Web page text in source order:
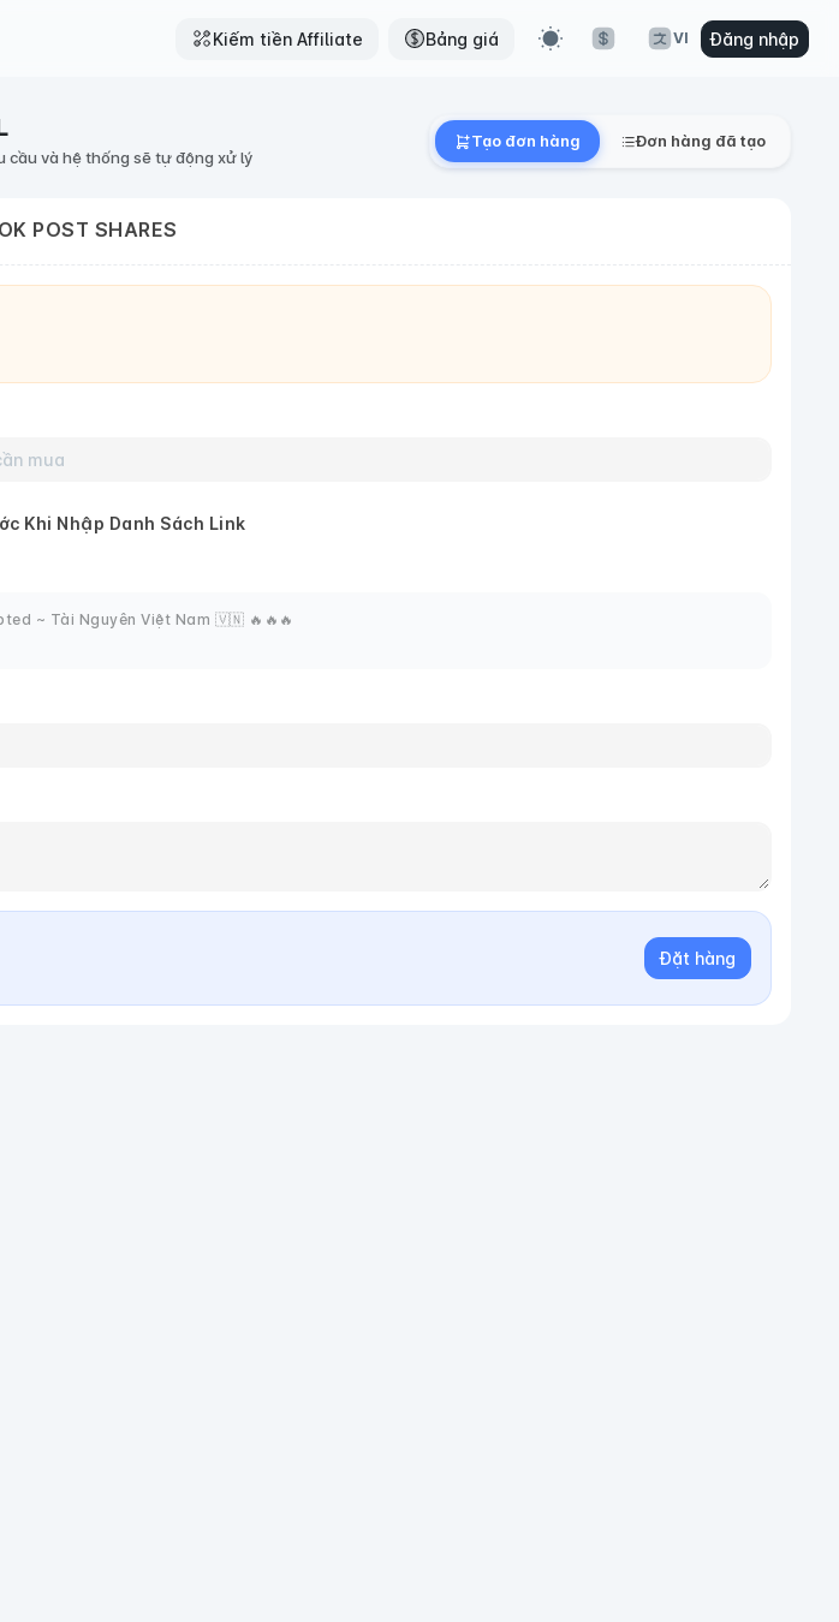
Kiếm tiền Affiliate Bảng giá VI Đăng nhập
cầu và hệ thống sẽ tự động xử lý
Tạo đơn hàng Đơn hàng đã tạo
POST SHARES
Khi Nhập Danh Sách Link
~ Tài Nguyên Việt Nam 🇻🇳 🔥🔥🔥
Đặt hàng